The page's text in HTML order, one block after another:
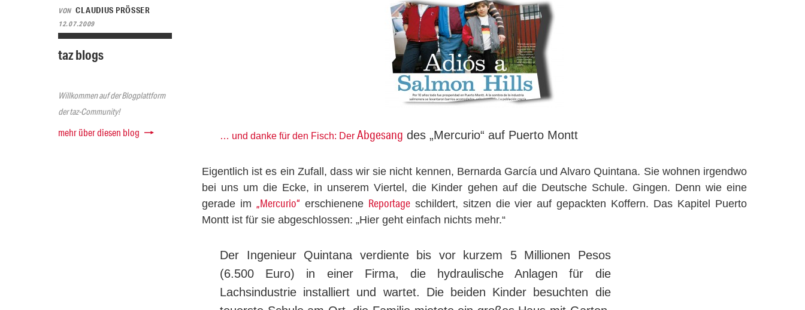
VON CLAUDIUS PRÖSSER
12.07.2009
taz blogs
Willkommen auf der Blogplattform
der taz-Community!
mehr über diesen blog … und danke für den Fisch: Der Abgesang des „Mercurio“ auf Puerto Montt
Eigentlich ist es ein Zufall, dass wir sie nicht kennen, Bernarda García und Alvaro Quintana. Sie wohnen irgendwo
bei uns um die Ecke, in un­se­rem Viertel, die Kinder gehen auf die Deutsche Schule. Gingen. Denn wie eine
gerade im „Mer­cu­rio“ erschienene Reportageschildert, sit­zen die vier auf gepackten Kof­fern. Das Kapitel Puerto
Montt ist für sie ab­ge­schlos­sen: „Hier geht einfach nichts mehr.“
Der Ingenieur Quintana verdiente bis vor kurzem 5 Millionen Pesos
(6.500 Euro) in einer Firma, die hydraulische Anlagen für die
Lachsindustrie in­stal­liert und wartet. Die beiden Kinder besuchten die